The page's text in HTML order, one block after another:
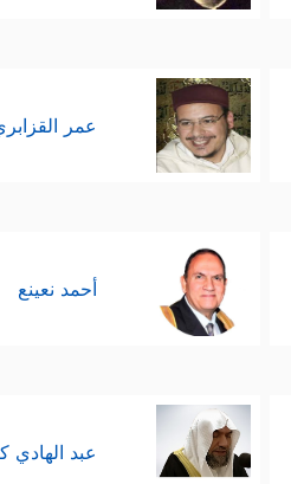
عمر
أحمد نعينع
عبد الهادي